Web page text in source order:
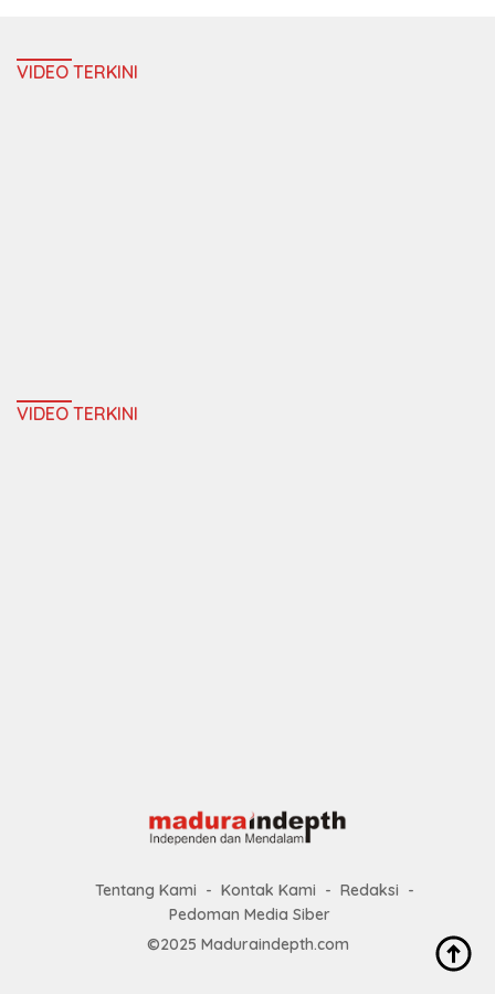
VIDEO TERKINI
VIDEO TERKINI
Tentang Kami Kontak Kami
Redaksi
Pedoman Media Siber
©2025 Maduraindepth.com